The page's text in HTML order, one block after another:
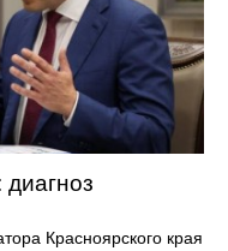
Красноярского края